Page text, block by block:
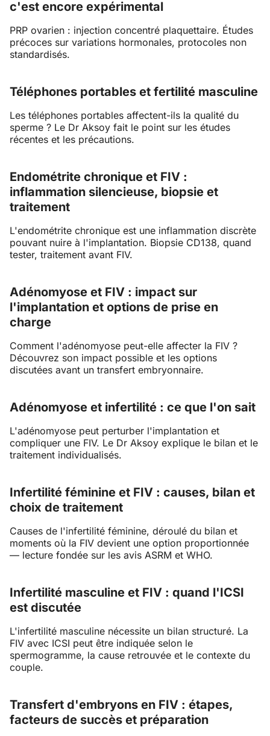
c'est encore expérimental
PRP ovarien : injection concentré plaquettaire. Études
précoces sur variations hormonales, protocoles non
standardisés.
Téléphones portables et fertilité masculine
Les téléphones portables affectent-ils la qualité du
sperme ? Le Dr Aksoy fait le point sur les études
récentes et les précautions.
Endométrite chronique et FIV :
inflammation silencieuse, biopsie et
traitement
L'endométrite chronique est une inflammation discrète
pouvant nuire à l'implantation. Biopsie CD138, quand
tester, traitement avant FIV.
Adénomyose et FIV : impact sur
l'implantation et options de prise en
charge
Comment l'adénomyose peut-elle affecter la FIV ?
Découvrez son impact possible et les options
discutées avant un transfert embryonnaire.
Adénomyose et infertilité : ce que l'on sait
L'adénomyose peut perturber l'implantation et
compliquer une FIV. Le Dr Aksoy explique le bilan et le
traitement individualisés.
Infertilité féminine et FIV : causes, bilan et
choix de traitement
Causes de l'infertilité féminine, déroulé du bilan et
moments où la FIV devient une option proportionnée
— lecture fondée sur les avis ASRM et WHO.
Infertilité masculine et FIV : quand l'ICSI
est discutée
L'infertilité masculine nécessite un bilan structuré. La
FIV avec ICSI peut être indiquée selon le
spermogramme, la cause retrouvée et le contexte du
couple.
Transfert d'embryons en FIV : étapes,
facteurs de succès et préparation